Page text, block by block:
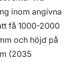
inom angivna
få 1000-2000
och höjd på
(2035